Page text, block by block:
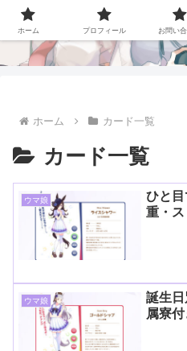
ステ
ホーム カード一覧
カード一覧
ウマ娘
ひと
重・ス
ウマ娘
誕生
属寮付
ホーム プロフィール お問い